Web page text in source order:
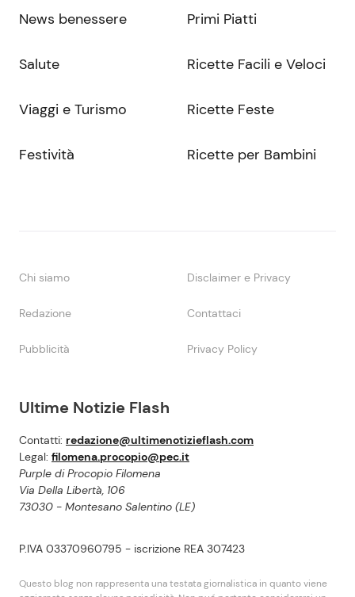
Ultime Notizie Flash
Contatti: redazione@ultimenotizieflash.com
Legal: filomena.procopio@pec.it
Purple di Procopio Filomena
Via Della Libertà, 106
73030 - Montesano Salentino (LE)
P.IVA 03370960795 - iscrizione REA 307423
Questo blog non rappresenta una testata giornalistica in quanto viene
News benessere
Salute
Viaggi e Turismo
Festività
Primi Piatti
Ricette Facili e Veloci
Ricette Feste
Ricette per Bambini
Chi siamo Disclaimer e Privacy
Redazione Contattaci
Pubblicità Privacy Policy